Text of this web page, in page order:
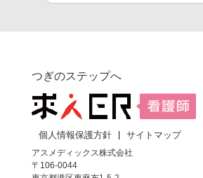
つぎのステップへ
個人情報保護方針
サイトマップ
アスメディックス株式会社
〒106-0044